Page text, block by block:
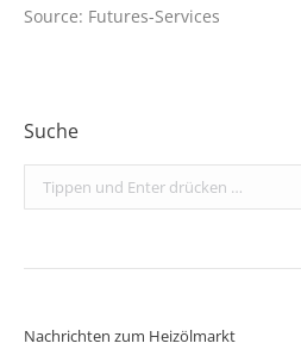
Source: Futures-Services
Suche
Search:
Nachrichten zum Heizölmarkt